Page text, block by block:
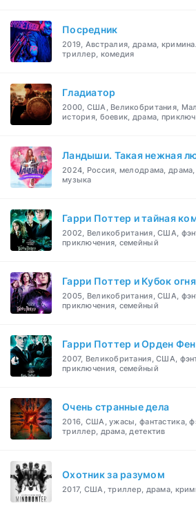
Посредник
2019, Австралия, драма,
триллер, комедия
Гладиатор
2000, США, Великобритания,
история, боевик, драма,
Ландыши. Такая нежная
2024, Россия, мелодрама,
музыка
Гарри Поттер и тайная
2002, Великобритания, США,
приключения, семейный
Гарри Поттер и Кубок огня
2005, Великобритания, США,
приключения, семейный
Гарри Поттер и Орден
2007, Великобритания, США,
приключения, семейный
Очень странные дела
2016, США, ужасы, фантастика,
триллер, драма, детектив
Охотник за разумом
2017, США, триллер, драма,